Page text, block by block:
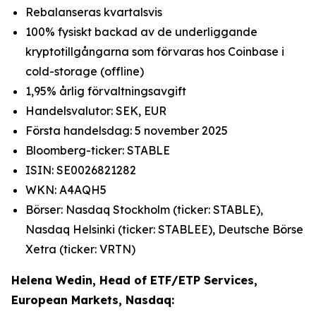
Rebalanseras kvartalsvis
100% fysiskt backad av de underliggande
kryptotillgångarna som förvaras hos Coinbase i
cold-storage (offline)
1,95% årlig förvaltningsavgift
Handelsvalutor: SEK, EUR
Första handelsdag: 5 november 2025
Bloomberg-ticker: STABLE
ISIN: SE0026821282
WKN: A4AQH5
Börser: Nasdaq Stockholm (ticker: STABLE),
Nasdaq Helsinki (ticker: STABLEE), Deutsche Börse
Xetra (ticker: VRTN)
Helena Wedin, Head of ETF/ETP Services,
European Markets, Nasdaq: